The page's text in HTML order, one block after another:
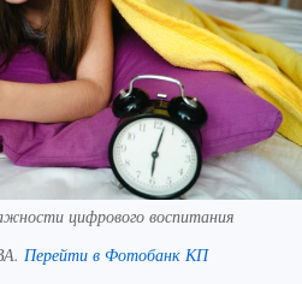
цифрового воспитания
Перейти в Фотобанк КП